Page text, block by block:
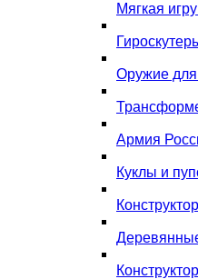
Мягкая
Оружие для
Армия
Куклы и